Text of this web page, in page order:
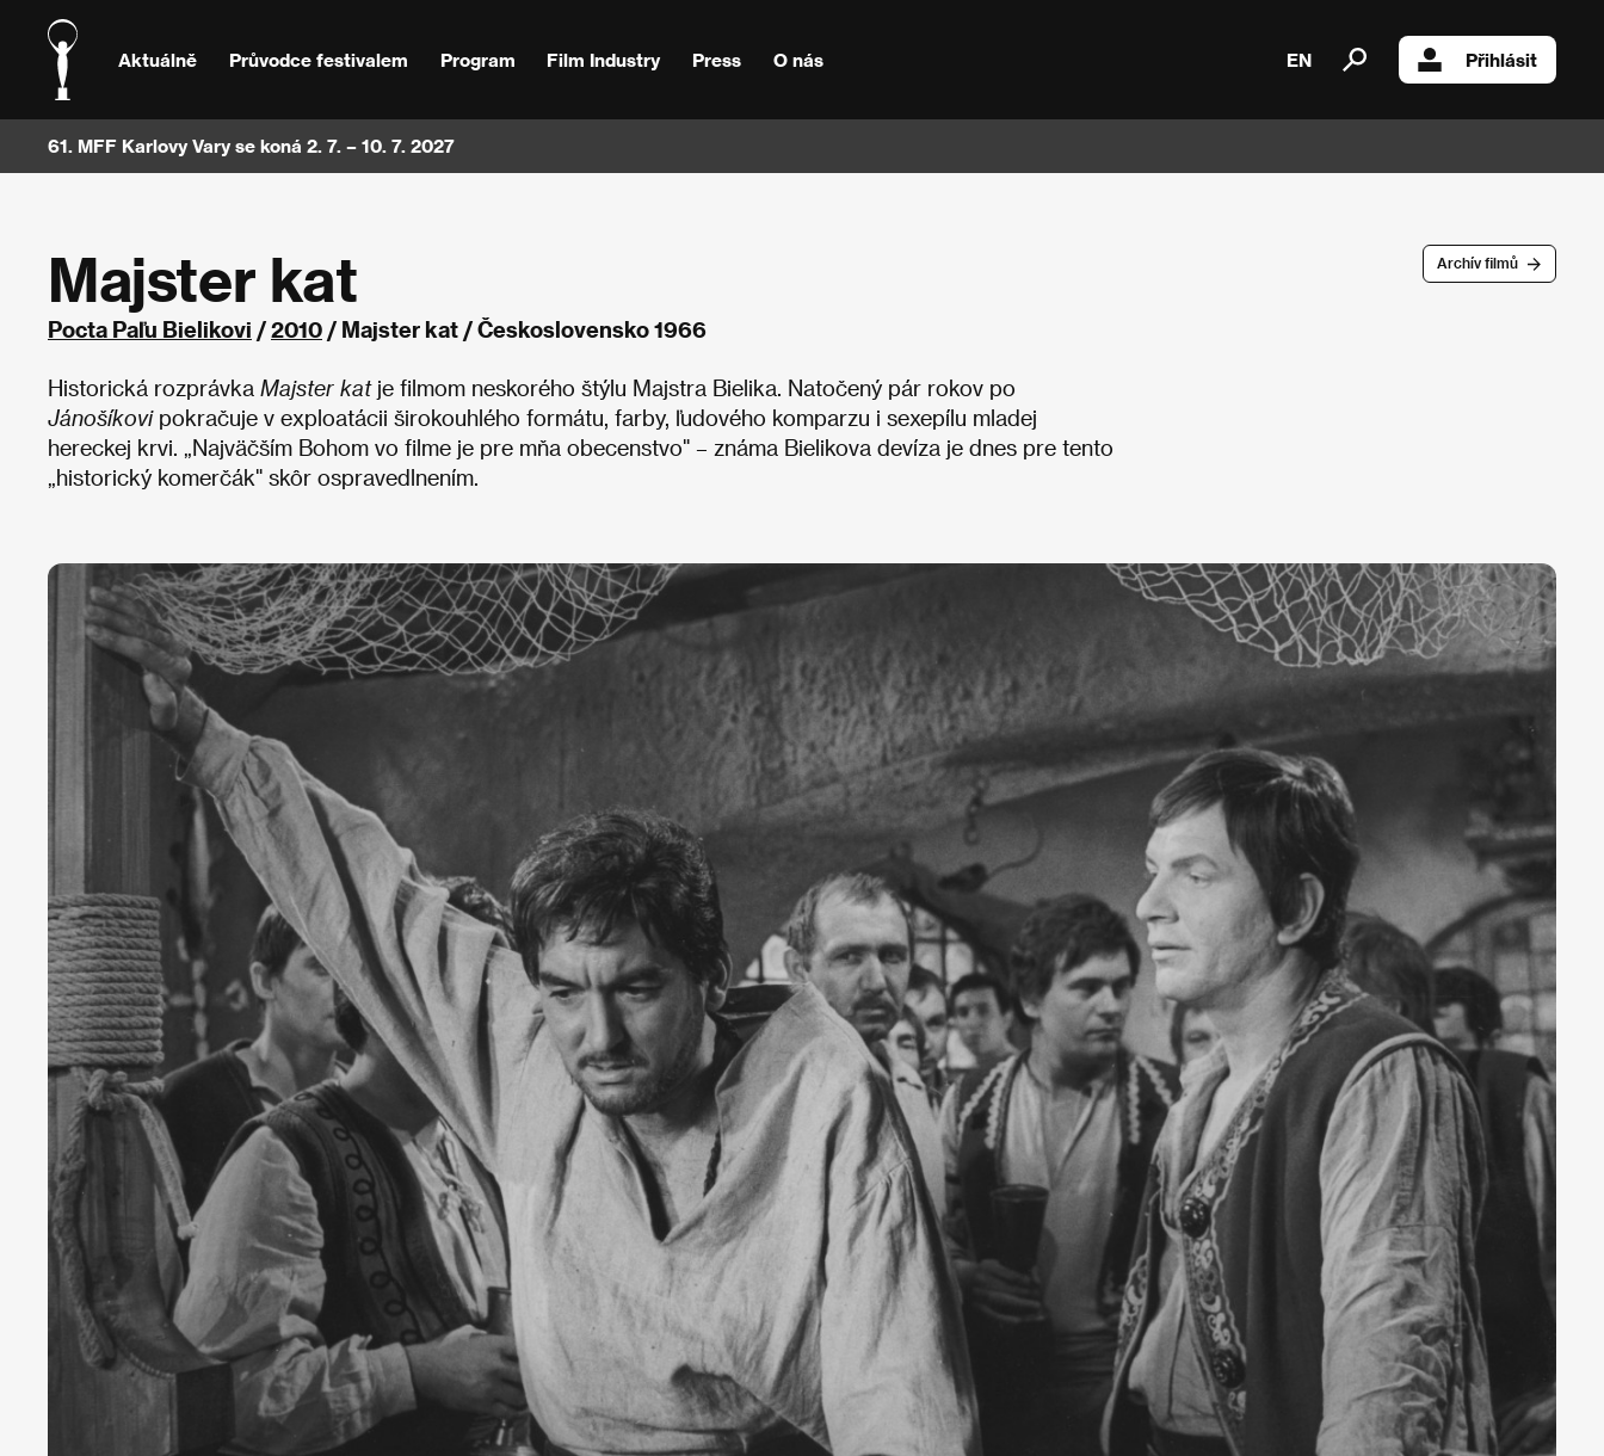
Aktuálně Průvodce festivalem Program Film Industry Press O nás EN Přihlásit
61. MFF Karlovy Vary se koná 2. 7. – 10. 7. 2027
Archív filmů
Majster kat
Pocta Paľu Bielikovi /2010 / Majster kat / Československo 1966
Historická rozprávka Majster katje filmom neskorého štýlu Majstra Bielika. Natočený pár rokov po
Jánošíkovipokračuje v exploatácii širokouhlého formátu, farby, ľudového komparzu i sexepílu mladej
hereckej krvi. „Najväčším Bohom vo filme je pre mňa obecenstvo" – známa Bielikova devíza je dnes pre tento
„historický komerčák" skôr ospravedlnením.